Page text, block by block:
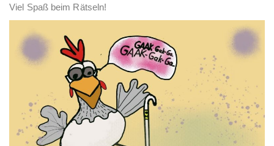
Viel Spaß beim Rätseln!